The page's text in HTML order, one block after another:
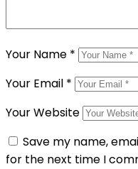
Your Name *
Your Email *
Your Website
Save my name,
for the next time I